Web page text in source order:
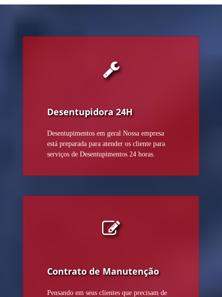
Desentupidora 24H
Desentupimentos em geral Nossa empresa
está preparada para atender os cliente para
serviços de Desentupimentos 24 horas.
Contrato de Manutenção
Pensando em seus clientes que precisam de